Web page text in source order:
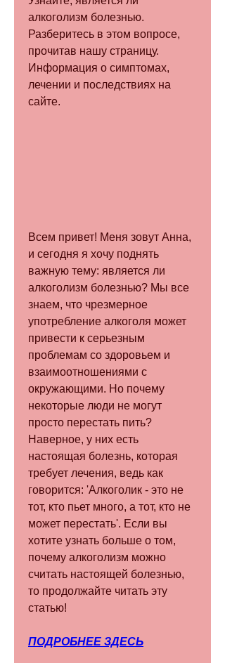
алкоголизм болезнью.
Разберитесь в этом вопросе,
прочитав нашу страницу.
Информация о симптомах,
лечении и последствиях на
сайте.
Всем привет! Меня зовут Анна,
и сегодня я хочу поднять
важную тему: является ли
алкоголизм болезнью? Мы все
знаем, что чрезмерное
употребление алкоголя может
привести к серьезным
проблемам со здоровьем и
взаимоотношениями с
окружающими. Но почему
некоторые люди не могут
просто перестать пить?
Наверное, у них есть
настоящая болезнь, которая
требует лечения, ведь как
говорится: 'Алкоголик - это не
тот, кто пьет много, а тот, кто не
может перестать'. Если вы
хотите узнать больше о том,
почему алкоголизм можно
считать настоящей болезнью,
то продолжайте читать эту
статью!
ПОДРОБНЕЕ ЗДЕСЬ